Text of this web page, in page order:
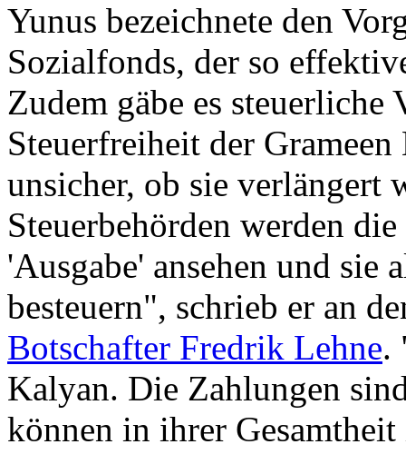
Yunus bezeichnete den
Sozialfonds, der so
Zudem gäbe es
Steuerfreiheit der
unsicher, ob sie verlängert
Steuerbehörden werden
'Ausgabe' ansehen und sie
besteuern", schrieb er an
Botschafter Fredrik Lehne.
Kalyan. Die Zahlungen
können in ihrer